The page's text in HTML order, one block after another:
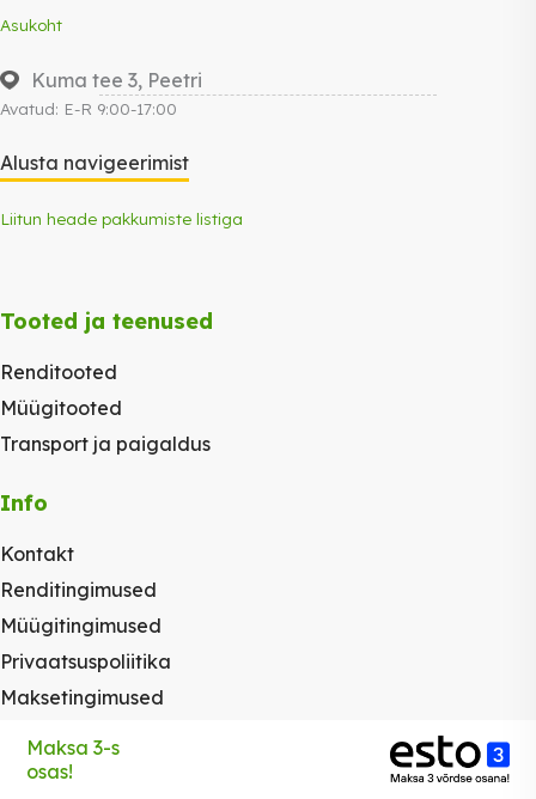
Asukoht
Kuma tee 3, Peetri
Avatud: E-R 9:00-17:00
Alusta navigeerimist
Liitun heade pakkumiste listiga
Tooted ja teenused
Renditooted
Müügitooted
Transport ja paigaldus
Info
Kontakt
Renditingimused
Müügitingimused
Privaatsuspoliitika
Maksetingimused
Maksa 3-s
osas!